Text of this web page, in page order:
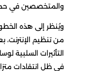
والمتخصصين في
ويُنظر إلى هذه
من تنظيم
التأثيرات السلبية
في ظل انتقادات